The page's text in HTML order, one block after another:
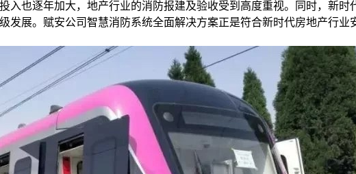
也逐年加大，地产行业的消防报建及验收受到高度重视。同时，新时
展。赋安公司智慧消防系统全面解决方案正是符合新时代房地产行业